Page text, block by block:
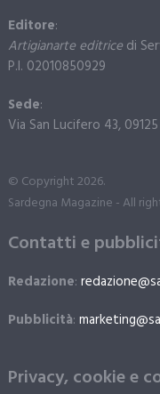
Editore:
Artigianarte editricedi
P.I. 02010850929
Sede:
Via San Lucifero 43,
© Copyright 2026.
Sardegna Magazine - All
Contatti e
Redazione:
Pubblicità:
Privacy, cookie e